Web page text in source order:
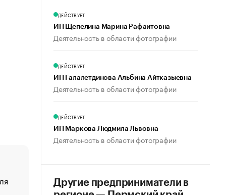
«От спорта тело стареет иначе». Как живет глава
создавшей GTA
ДЕЙСТВУЕТ
ИП Щепелина Марина Рафаитовна
Деятельность в области фотографии
ДЕЙСТВУЕТ
ИП Галалетдинова Альбина Айтказыевна
Деятельность в области фотографии
ДЕЙСТВУЕТ
ИП Маркова Людмила Львовна
Деятельность в области фотографии
Другие предприниматели в